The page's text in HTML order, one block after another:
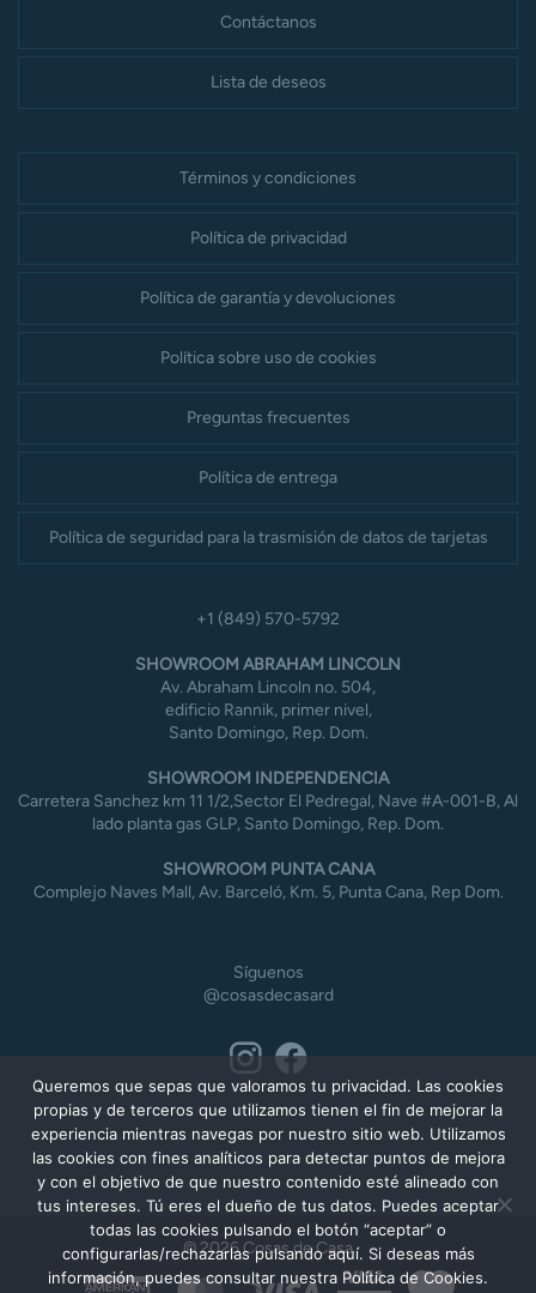
Contáctanos
Lista de deseos
Términos y condiciones
Política de privacidad
Política de garantía y devoluciones
Política sobre uso de cookies
Preguntas frecuentes
Política de entrega
Política de seguridad para la trasmisión de datos de tarjetas
+1 (849) 570-5792
SHOWROOM ABRAHAM LINCOLN
Av. Abraham Lincoln no. 504,
edificio Rannik, primer nivel,
Santo Domingo, Rep. Dom.
SHOWROOM INDEPENDENCIA
Carretera Sanchez km 11 1/2,Sector El Pedregal, Nave #A-001-B, Al
lado planta gas GLP, Santo Domingo, Rep. Dom.
SHOWROOM PUNTA CANA
Complejo Naves Mall, Av. Barceló, Km. 5, Punta Cana, Rep Dom.
Síguenos
@cosasdecasard
American MasterCardVisa
© 2026 Cosas de Casa
Queremos que sepas que valoramos tu privacidad. Las cookies
propias y de terceros que utilizamos tienen el fin de mejorar la
experiencia mientras navegas por nuestro sitio web. Utilizamos
las cookies con fines analíticos para detectar puntos de mejora
y con el objetivo de que nuestro contenido esté alineado con
tus intereses. Tú eres el dueño de tus datos. Puedes aceptar
todas las cookies pulsando el botón “aceptar” o
configurarlas/rechazarlas pulsando aquí. Si deseas más
información, puedes consultar nuestra Política de Cookies.